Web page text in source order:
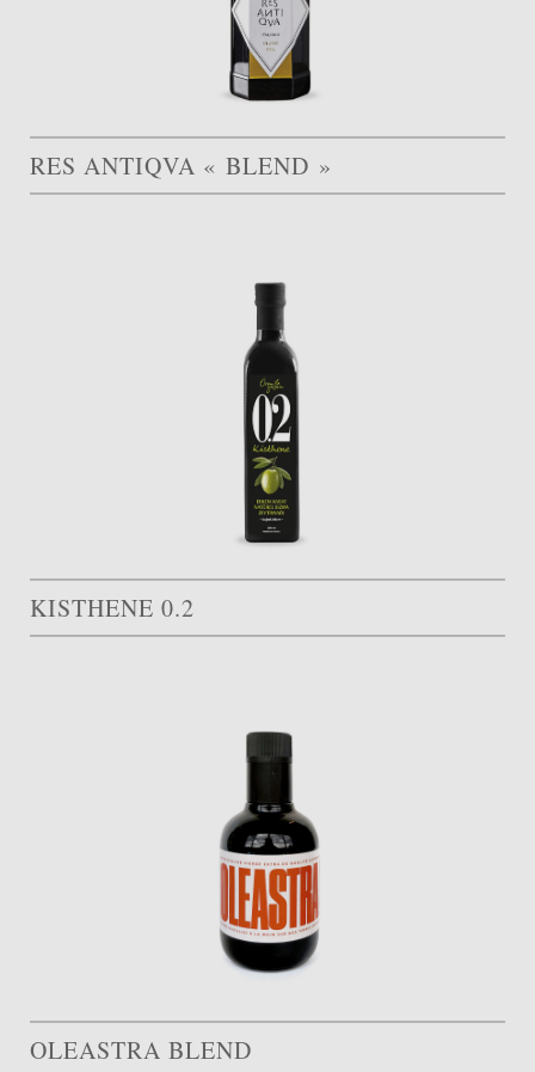
RES ANTIQVA « BLEND »
KISTHENE 0.2
OLEASTRA BLEND